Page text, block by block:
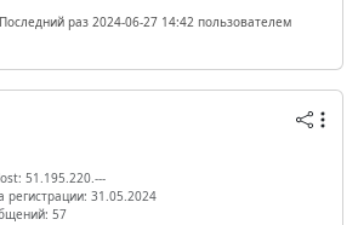
раз 2024-06-27 14:42 пользователем
51.195.220.---
регистрации: 31.05.2024
57